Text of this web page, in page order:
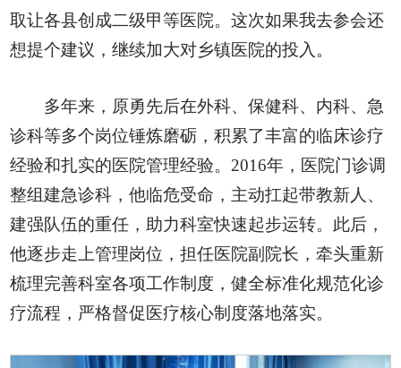
取让各县创成二级甲等医院。这次如果我去参会还
想提个建议，继续加大对乡镇医院的投入。
多年来，原勇先后在外科、保健科、内科、急
诊科等多个岗位锤炼磨砺，积累了丰富的临床诊疗
经验和扎实的医院管理经验。2016年，医院门诊调
整组建急诊科，他临危受命，主动扛起带教新人、
建强队伍的重任，助力科室快速起步运转。此后，
他逐步走上管理岗位，担任医院副院长，牵头重新
梳理完善科室各项工作制度，健全标准化规范化诊
疗流程，严格督促医疗核心制度落地落实。